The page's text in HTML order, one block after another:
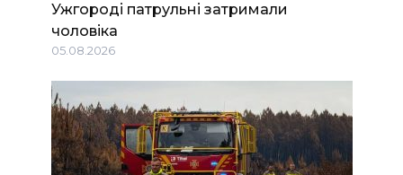
Ужгороді патрульні затримали
чоловіка
05.08.2026